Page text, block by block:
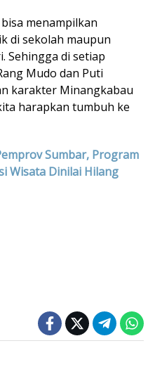
menampilkan
di sekolah maupun
Sehingga di setiap
Mudo dan Puti
karakter Minangkabau
harapkan tumbuh ke
Sumbar, Program
Wisata Dinilai Hilang